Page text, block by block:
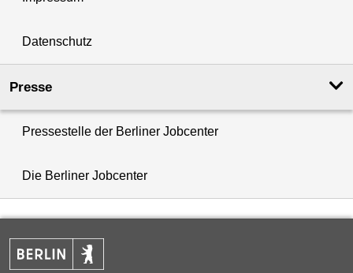
Datenschutz
Presse
Pressestelle der Berliner Jobcenter
Die Berliner Jobcenter